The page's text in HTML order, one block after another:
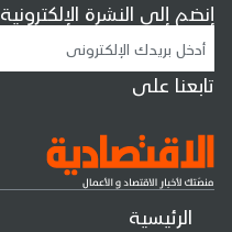
الرئيسية
إنضم إلى النشرة الإلكترونية
تابعنا على